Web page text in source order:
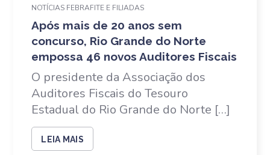
NOTÍCIAS FEBRAFITE E FILIADAS
Após mais de 20 anos sem
concurso, Rio Grande do Norte
empossa 46 novos Auditores Fiscais
O presidente da Associação dos
Auditores Fiscais do Tesouro
Estadual do Rio Grande do Norte […]
LEIA MAIS